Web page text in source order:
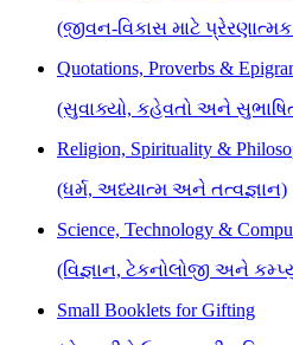
(જીવન-વિકાસ માટે
Quotations, Proverbs &
(સુવાક્યો, કહેવતો અને
Religion, Spirituality &
(ધર્મ, અધ્યાત્મ અને તત્વજ્ઞાન)
Science, Technology &
(વિજ્ઞાન, ટેકનોલોજી અને
Small Booklets for Gifting